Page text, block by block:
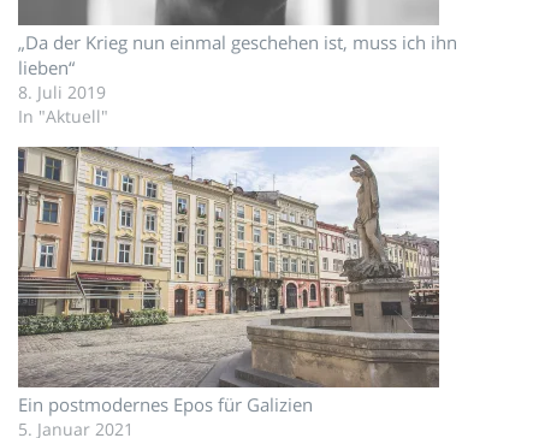
„Da der Krieg nun einmal geschehen ist, muss ich ihn
lieben“
8. Juli 2019
In "Aktuell"
Ein postmodernes Epos für Galizien
5. Januar 2021